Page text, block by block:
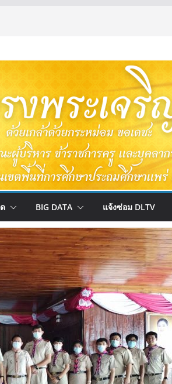
BIG DATA แจ้งซ่อม DLTV